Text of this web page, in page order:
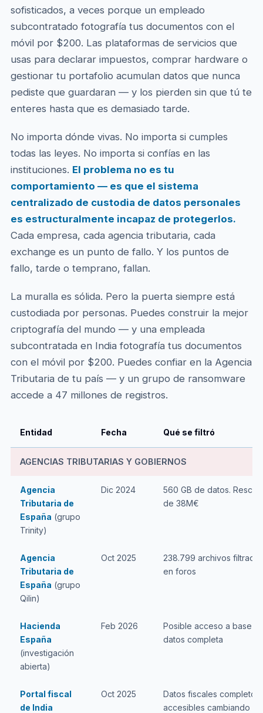
sofisticados, a veces porque un empleado
subcontratado fotografía tus documentos con el
móvil por $200. Las plataformas de servicios que
usas para declarar impuestos, comprar hardware o
gestionar tu portafolio acumulan datos que nunca
pediste que guardaran — y los pierden sin que tú te
enteres hasta que es demasiado tarde.
No importa dónde vivas. No importa si cumples
todas las leyes. No importa si confías en las
instituciones. El problema no es tu
comportamiento — es que el sistema
centralizado de custodia de datos personales
es estructuralmente incapaz de protegerlos.
Cada empresa, cada agencia tributaria, cada
exchange es un punto de fallo. Y los puntos de
fallo, tarde o temprano, fallan.
La muralla es sólida. Pero la puerta siempre está
custodiada por personas. Puedes construir la mejor
criptografía del mundo — y una empleada
subcontratada en India fotografía tus documentos
con el móvil por $200. Puedes confiar en la Agencia
Tributaria de tu país — y un grupo de ransomware
accede a 47 millones de registros.
Entidad Fecha Qué se filtró
AGENCIAS TRIBUTARIAS Y GOBIERNOS
Agencia
Tributaria de
España (grupo
Trinity)
Dic 2024
560 GB de datos.
de 38M€
Agencia
Tributaria de
España (grupo
Qilin)
Oct 2025
238.799 archivos
en foros
Hacienda
España
(investigación
abierta)
Feb 2026
Posible acceso a base
datos completa
Portal fiscal
de India
Oct 2025
Datos fiscales completos
accesibles cambiando el